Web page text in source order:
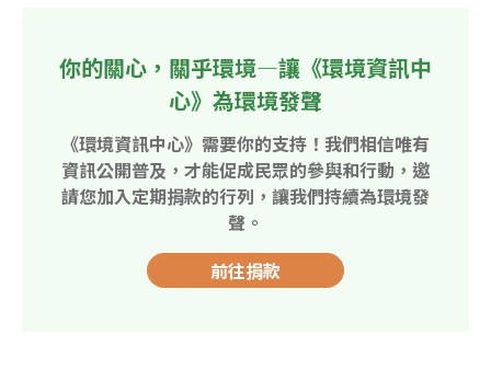
你的關心，關乎環境—讓《環境資訊中
心》為環境發聲
《環境資訊中心》需要你的支持！我們相信唯有
資訊公開普及，才能促成民眾的參與和行動，邀
請您加入定期捐款的行列，讓我們持續為環境發
聲。
前往捐款